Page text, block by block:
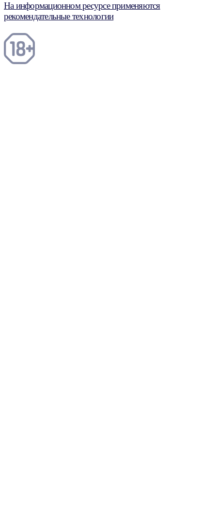
На информационном ресурсе применяются
рекомендательные технологии